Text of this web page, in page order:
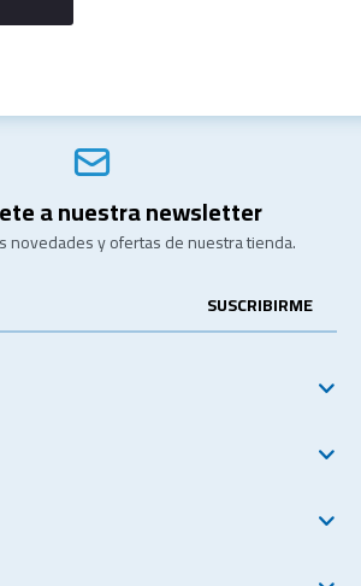
a nuestra newsletter
novedades y ofertas de nuestra tienda.
SUSCRIBIRME